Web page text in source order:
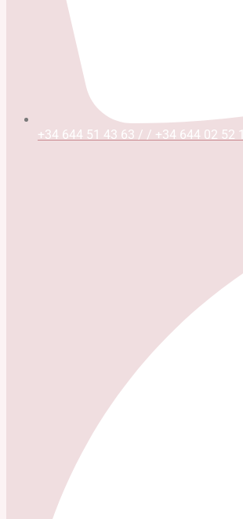
+34 644 51 43 63 / / +34 644 02 52